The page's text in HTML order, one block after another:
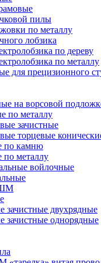
пилы
по металлу
лобзика
по дереву
по металлу
для прецизионного
на ворсовой
по металлу
зачистные
торцевые
по камню
по металлу
войлочные
зачистные двухрядные
зачистные однорядные